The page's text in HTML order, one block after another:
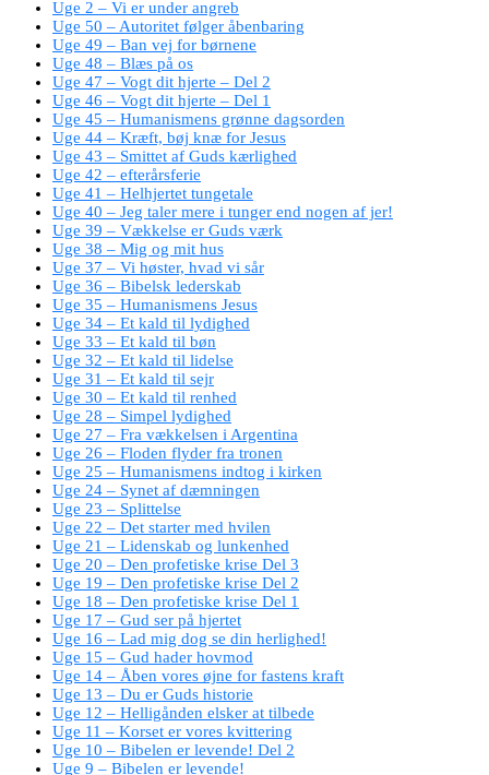
Uge 2 – Vi er under angreb
Uge 50 – Autoritet følger åbenbaring
Uge 49 – Ban vej for børnene
Uge 48 – Blæs på os
Uge 47 – Vogt dit hjerte – Del 2
Uge 46 – Vogt dit hjerte – Del 1
Uge 45 – Humanismens grønne dagsorden
Uge 44 – Kræft, bøj knæ for Jesus
Uge 43 – Smittet af Guds kærlighed
Uge 42 – efterårsferie
Uge 41 – Helhjertet tungetale
Uge 40 – Jeg taler mere i tunger end nogen af jer!
Uge 39 – Vækkelse er Guds værk
Uge 38 – Mig og mit hus
Uge 37 – Vi høster, hvad vi sår
Uge 36 – Bibelsk lederskab
Uge 35 – Humanismens Jesus
Uge 34 – Et kald til lydighed
Uge 33 – Et kald til bøn
Uge 32 – Et kald til lidelse
Uge 31 – Et kald til sejr
Uge 30 – Et kald til renhed
Uge 28 – Simpel lydighed
Uge 27 – Fra vækkelsen i Argentina
Uge 26 – Floden flyder fra tronen
Uge 25 – Humanismens indtog i kirken
Uge 24 – Synet af dæmningen
Uge 23 – Splittelse
Uge 22 – Det starter med hvilen
Uge 21 – Lidenskab og lunkenhed
Uge 20 – Den profetiske krise Del 3
Uge 19 – Den profetiske krise Del 2
Uge 18 – Den profetiske krise Del 1
Uge 17 – Gud ser på hjertet
Uge 16 – Lad mig dog se din herlighed!
Uge 15 – Gud hader hovmod
Uge 14 – Åben vores øjne for fastens kraft
Uge 13 – Du er Guds historie
Uge 12 – Helligånden elsker at tilbede
Uge 11 – Korset er vores kvittering
Uge 10 – Bibelen er levende! Del 2
Uge 9 – Bibelen er levende!